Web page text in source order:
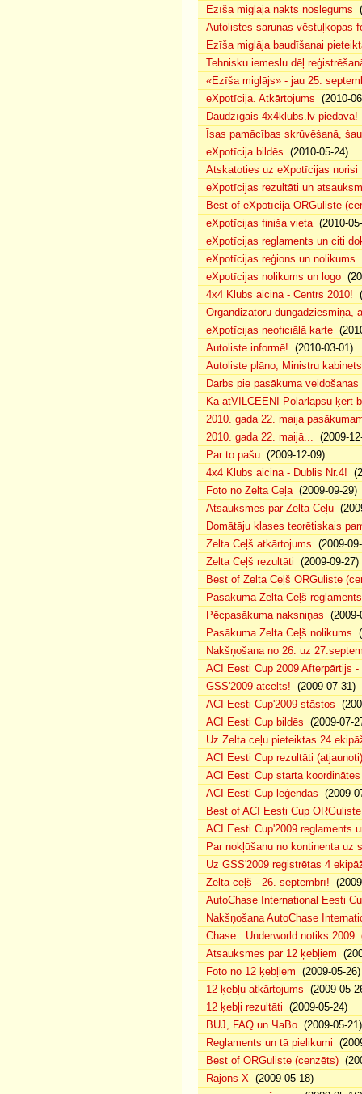
Ezīša miglāja nakts noslēgums
Autolistes sarunas vēstuļkopas
Ezīša miglāja baudīšanai
Tehnisku iemeslu dēļ
«Ezīša miglājs» - jau 25.
eXpotīcija. Atkārtojums (2010-
Daudzīgais 4x4klubs.lv piedāvā!
Īsas pamācības skrūvēšanā,
eXpotīcija bildēs (2010-05-24)
Atskatoties uz eXpotīcijas norisi
eXpotīcijas rezultāti un
Best of eXpotīcija ORGuliste
eXpotīcijas finiša vieta(2010-
eXpotīcijas reglaments un citi
eXpotīcijas reģions un nolikums
eXpotīcijas nolikums un logo
4x4 Klubs aicina - Centrs 2010!
Organdizatoru dungādziesmiņa,
eXpotīcijas neoficiālā karte
Autoliste informē! (2010-03-01)
Autoliste plāno, Ministru
Darbs pie pasākuma
Kā atVILCEENI Polārlapsu ķert
2010. gada 22. maija
2010. gada 22. maijā... (2009-
Par to pašu (2009-12-09)
4x4 Klubs aicina - Dublis Nr.4!
Foto no Zelta Ceļa(2009-09-29)
Atsauksmes par Zelta Ceļu
Domātāju klases teorētiskais
Zelta Ceļš atkārtojums (2009-
Zelta Ceļš rezultāti (2009-09-27)
Best of Zelta Ceļš ORGuliste
Pasākuma Zelta Ceļš reglaments
Pēcpasākuma naksniņas (2009-
Pasākuma Zelta Ceļš nolikums
Nakšņošana no 26. uz
ACI Eesti Cup 2009 Afterpārtijs -
GSS'2009 atcelts! (2009-07-31)
ACI Eesti Cup'2009 stāstos
ACI Eesti Cup bildēs (2009-07-
Uz Zelta ceļu pieteiktas 24
ACI Eesti Cup rezultāti (atjaunoti)
ACI Eesti Cup starta koordinātes
ACI Eesti Cup leģendas (2009-
Best of ACI Eesti Cup
ACI Eesti Cup'2009 reglaments
Par nokļūšanu no kontinenta uz
Uz GSS'2009 reģistrētas 4
Zelta ceļš - 26. septembrī!
AutoChase International Eesti
Nakšņošana AutoChase
Chase : Underworld notiks 2009.
Atsauksmes par 12 ķebļiem
Foto no 12 ķebļiem (2009-05-26)
12 ķebļu atkārtojums (2009-05-
12 ķebļi rezultāti (2009-05-24)
BUJ, FAQ un ЧаВо (2009-05-21)
Reglaments un tā pielikumi
Best of ORGuliste (cenzēts)
Rajons X (2009-05-18)